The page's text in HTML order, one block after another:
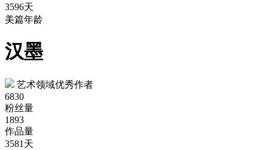
3596天
美篇年龄
汉墨
艺术领域优秀作者
6830
粉丝量
1893
作品量
3581天